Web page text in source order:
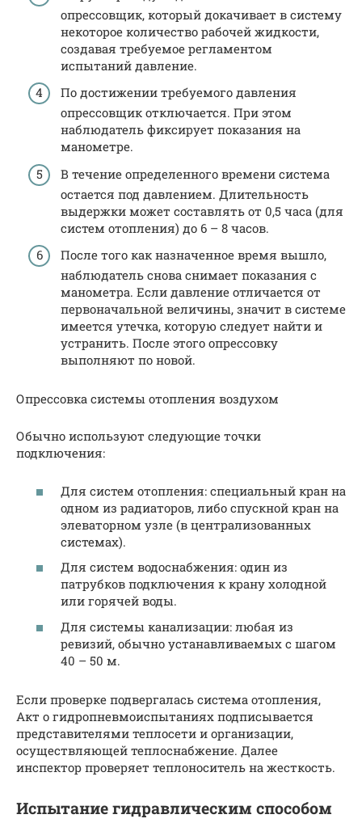
опрессовщик, который докачивает в систему
некоторое количество рабочей жидкости,
создавая требуемое регламентом
испытаний давление.
По достижении требуемого давления
опрессовщик отключается. При этом
наблюдатель фиксирует показания на
манометре.
В течение определенного времени система
остается под давлением. Длительность
выдержки может составлять от 0,5 часа (для
систем отопления) до 6 – 8 часов.
После того как назначенное время вышло,
наблюдатель снова снимает показания с
манометра. Если давление отличается от
первоначальной величины, значит в системе
имеется утечка, которую следует найти и
устранить. После этого опрессовку
выполняют по новой.
Опрессовка системы отопления воздухом
Обычно используют следующие точки
подключения:
Для систем отопления: специальный кран на
одном из радиаторов, либо спускной кран на
элеваторном узле (в централизованных
системах).
Для систем водоснабжения: один из
патрубков подключения к крану холодной
или горячей воды.
Для системы канализации: любая из
ревизий, обычно устанавливаемых с шагом
40 – 50 м.
Если проверке подвергалась система отопления,
Акт о гидропневмоиспытаниях подписывается
представителями теплосети и организации,
осуществляющей теплоснабжение. Далее
инспектор проверяет теплоноситель на жесткость.
Испытание гидравлическим способом